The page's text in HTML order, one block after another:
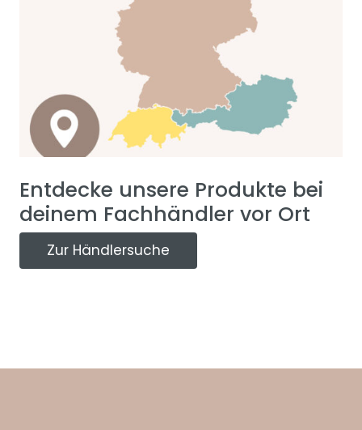
Entdecke unsere Produkte bei
deinem Fachhändler vor Ort
Zur Händlersuche